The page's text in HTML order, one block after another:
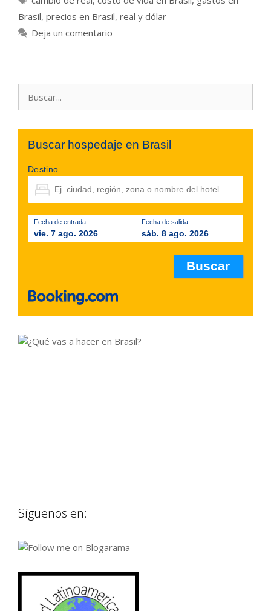
Brasil, precios en Brasil, real y dólar
Deja un comentario
Buscar hospedaje en Brasil
Destino
Fecha de entrada
vie. 7 ago. 2026
Fecha de salida
sáb. 8 ago. 2026
Síguenos en: